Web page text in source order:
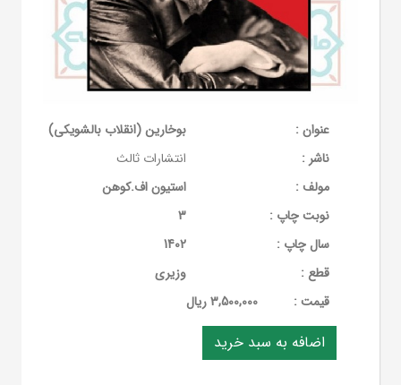
عنوان :
بوخارین (انقلاب بالشویکی)
ناشر :
انتشارات ثالث
مولف :
استیون اف.کوهن
نوبت چاپ :
3
سال چاپ :
1402
قطع :
وزیری
قيمت :
3,500,000 ریال